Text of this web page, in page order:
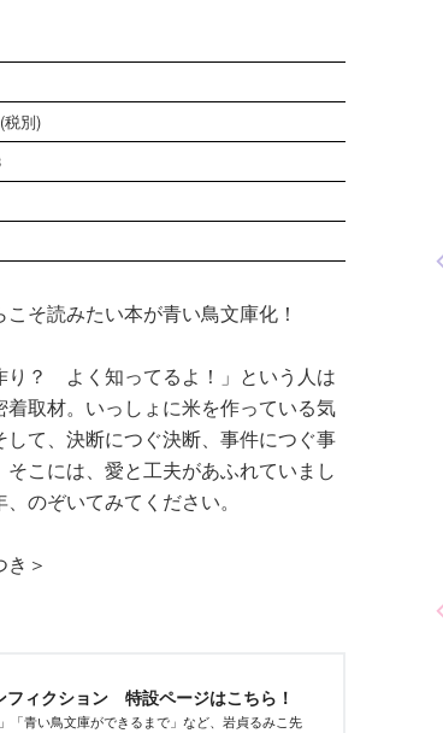
税別)
そ読みたい本が青い鳥文庫化！
り？ よく知ってるよ！」という人は
取材。いっしょに米を作っている気
て、決断につぐ決断、事件につぐ事
こには、愛と工夫があふれていまし
のぞいてみてください。
＞
フィクション 特設ページはこちら！
「青い鳥文庫ができるまで」など、岩貞るみこ先
さんが通る！！
合本版
００％の異世界アン
ソロジー～
めん お悩み相談
探偵チームＫＺ事件